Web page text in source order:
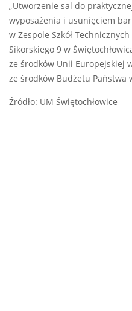
„Utworzenie sal do
wyposażenia i usunięciem
w Zespole Szkół
Sikorskiego 9 w
ze środków Unii Europejskiej
ze środków Budżetu Państwa
Źródło: UM Świętochłowice